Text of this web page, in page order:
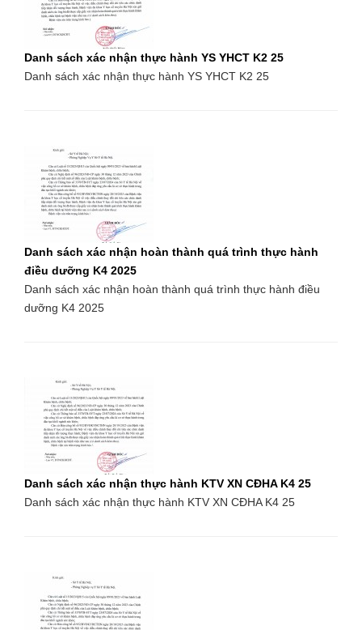
Danh sách xác nhận thực hành YS YHCT K2 25
Danh sách xác nhận thực hành YS YHCT K2 25
Danh sách xác nhận hoàn thành quá trình thực hành
điều dưỡng K4 2025
Danh sách xác nhận hoàn thành quá trình thực hành điều
dưỡng K4 2025
Danh sách xác nhận thực hành KTV XN CĐHA K4 25
Danh sách xác nhận thực hành KTV XN CĐHA K4 25